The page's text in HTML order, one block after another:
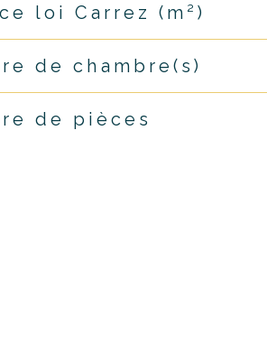
loi Carrez (m²)
de chambre(s)
de pièces